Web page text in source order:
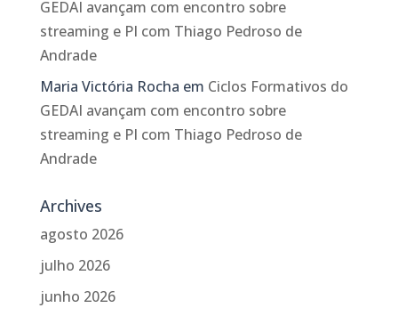
GEDAI avançam com encontro sobre
streaming e PI com Thiago Pedroso de
Andrade
Maria Victória Rocha em Ciclos Formativos do
GEDAI avançam com encontro sobre
streaming e PI com Thiago Pedroso de
Andrade
Archives
agosto 2026
julho 2026
junho 2026